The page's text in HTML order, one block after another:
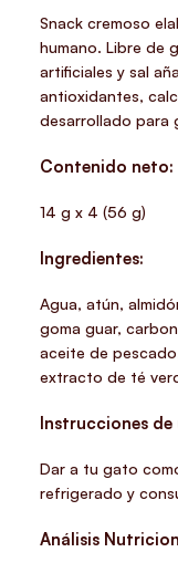
Snack cremoso
humano. Libre de
artificiales y sal
antioxidantes,
desarrollado para
Contenido neto:
14 g x 4 (56 g)
Ingredientes:
Agua, atún,
goma guar,
aceite de
extracto de té
Instrucciones de
Dar a tu gato
refrigerado y
Análisis